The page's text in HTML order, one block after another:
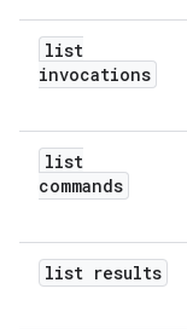
list
invocations
list
commands
list results